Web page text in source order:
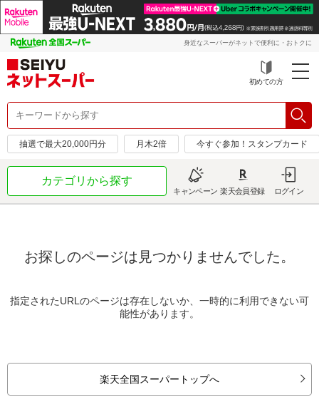
身近なスーパーがネットで便利に・おトクに
初めての方
抽選で最大20,000円分 月木2倍 今すぐ参加！スタンプカード
カテゴリから探す
キャンペーン 楽天会員登録 ログイン
お探しのページは見つかりませんでした。
指定されたURLのページは存在しないか、一時的に利用できない可
能性があります。
楽天全国スーパートップへ